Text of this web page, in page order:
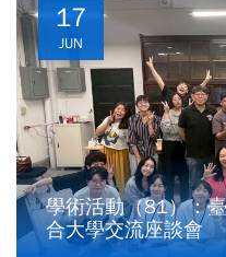
17
JUN
學術活動（81）：
合大學交流座談會